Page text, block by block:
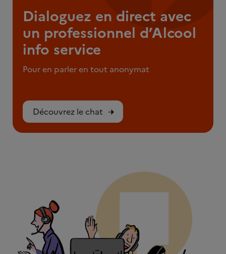
Dialoguez en direct avec
un professionnel d’Alcool
info service
Pour en parler en tout anonymat
Découvrez le chat